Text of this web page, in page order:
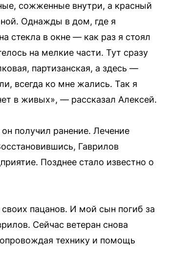
сожженные внутри, а красный
Однажды в дом, где я
стекла в окне — как раз я стоял
на мелкие части. Тут сразу
партизанская, а здесь —
всегда ко мне жались. Так я
в живых», — рассказал Алексей.
получил ранение. Лечение
Гаврилов
Позднее стало известно о
пацанов. И мой сын погиб за
Сейчас ветеран снова
технику и помощь